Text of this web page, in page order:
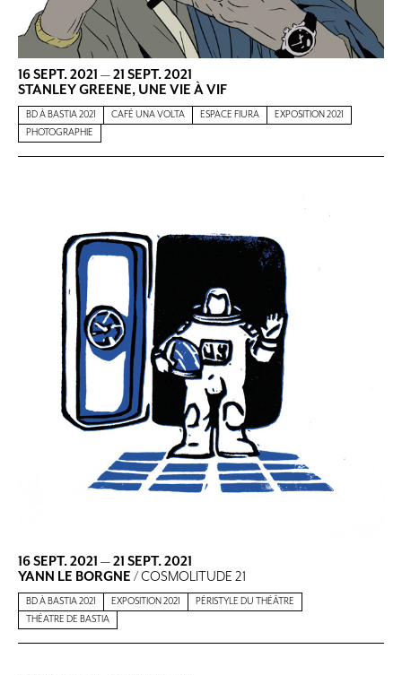
16 SEPT. 2021 —21 SEPT. 2021
STANLEY GREENE, UNE VIE À VIF
BD À BASTIA 2021 CAFÉ UNA VOLTA ESPACE FIURA
EXPOSITION 2021
PHOTOGRAPHIE
16 SEPT. 2021 —21 SEPT. 2021
YANN LE BORGNE / COSMOLITUDE 21
BD À BASTIA 2021 EXPOSITION 2021
PÉRISTYLE DU THÉÂTRE
THÉATRE DE BASTIA